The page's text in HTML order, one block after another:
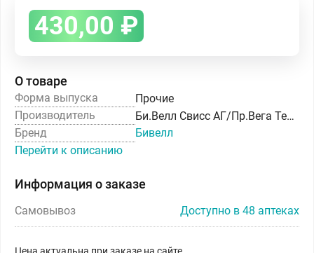
430,00 ₽
О товаре
Форма выпуска
Прочие
Производитель
Би.Велл Свисс АГ/Пр.Вега Технолоджис Инк
Бренд
Бивелл
Перейти к описанию
Информация о заказе
Самовывоз Доступно в 48 аптеках